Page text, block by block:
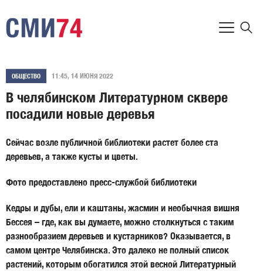
ОБЩЕСТВО 11:45, 14 ИЮНЯ 2022
В челябинском Литературном сквере
посадили новые деревья
Сейчас возле публичной библиотеки растет более ста
деревьев, а также кусты и цветы.
Фото предоставлено пресс-службой библиотеки
Кедры и дубы, ели и каштаны, жасмин и необычная вишня
Бессея – где, как вы думаете, можно столкнуться с таким
разнообразием деревьев и кустарников? Оказывается, в
самом центре Челябинска. Это далеко не полный список
растений, которым обогатился этой весной Литературный